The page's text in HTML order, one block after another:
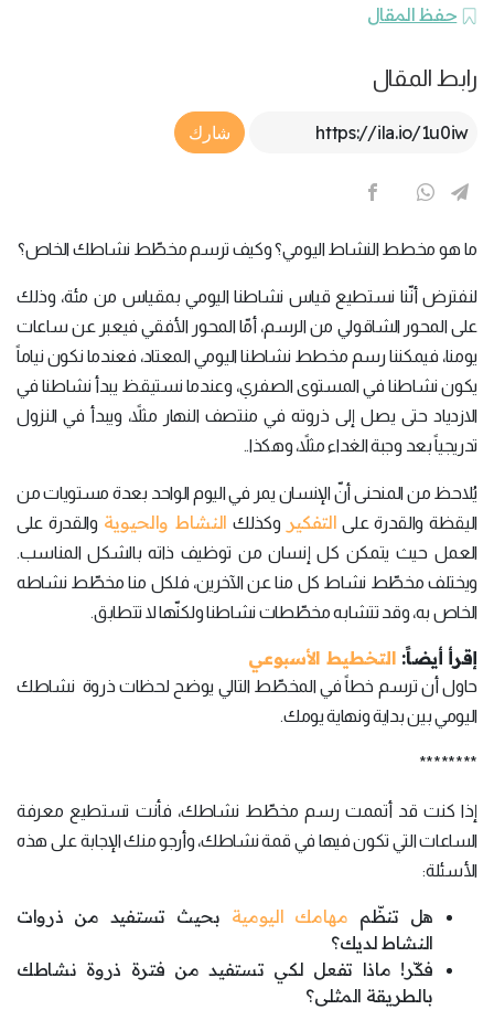
حفظ المقال
رابط المقال
Article Link
شارك
ما هو مخطط النشاط اليومي؟ وكيف ترسم مخطّط نشاطك الخاص؟
لنفترض أنّنا نستطيع قياس نشاطنا اليومي بمقياس من مئة، وذلك
على المحور الشاقولي من الرسم، أمّا المحور الأفقي فيعبر عن ساعات
يومنا، فيمكننا رسم مخطط نشاطنا اليومي المعتاد، فعندما نكون نياماً
يكون نشاطنا في المستوى الصفري، وعندما نستيقظ يبدأ نشاطنا في
الازدياد حتى يصل إلى ذروته في منتصف النهار مثلاً، ويبدأ في النزول
تدريجياً بعد وجبة الغداء مثلاً، وهكذا..
يُلاحظ من المنحنى أنّ الإنسان يمر في اليوم الواحد بعدة مستويات من
اليقظة والقدرة على التفكير وكذلك النشاط والحيوية والقدرة على
العمل حيث يتمكن كل إنسان من توظيف ذاته بالشكل المناسب.
ويختلف مخطّط نشاط كل منا عن الآخرين، فلكل منا مخطّط نشاطه
الخاص به، وقد تتشابه مخطّطات نشاطنا ولكنّها لا تتطابق.
إقرأ أيضاً: التخطيط الأسبوعي
حاول أن ترسم خطاً في المخطّط التالي يوضح لحظات ذروة نشاطك
اليومي بين بداية ونهاية يومك.
********
إذا كنت قد أتممت رسم مخطّط نشاطك، فأنت تستطيع معرفة
الساعات التي تكون فيها في قمة نشاطك، وأرجو منك الإجابة على هذه
الأسئلة:
هل تنظّم مهامك اليومية بحيث تستفيد من ذروات
النشاط لديك؟
فكّر! ماذا تفعل لكي تستفيد من فترة ذروة نشاطك
بالطريقة المثلى؟